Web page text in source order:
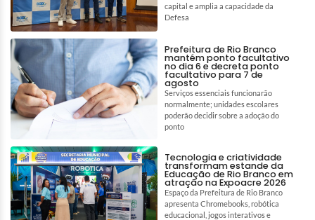
capital e amplia a capacidade da
Defesa
Prefeitura de Rio Branco
mantém ponto facultativo
no dia 6 e decreta ponto
facultativo para 7 de
agosto
Serviços essenciais funcionarão
normalmente; unidades escolares
poderão decidir sobre a adoção do
ponto
Tecnologia e criatividade
transformam estande da
Educação de Rio Branco em
atração na Expoacre 2026
Espaço da Prefeitura de Rio Branco
apresenta Chromebooks, robótica
educacional, jogos interativos e